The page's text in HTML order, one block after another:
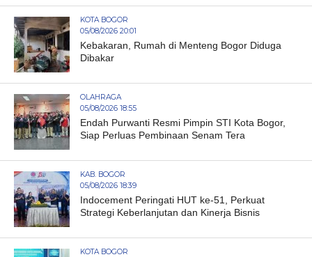
KOTA BOGOR
05/08/2026 20:01
Kebakaran, Rumah di Menteng Bogor Diduga
Dibakar
OLAHRAGA
05/08/2026 18:55
Endah Purwanti Resmi Pimpin STI Kota Bogor,
Siap Perluas Pembinaan Senam Tera
KAB. BOGOR
05/08/2026 18:39
Indocement Peringati HUT ke-51, Perkuat
Strategi Keberlanjutan dan Kinerja Bisnis
KOTA BOGOR